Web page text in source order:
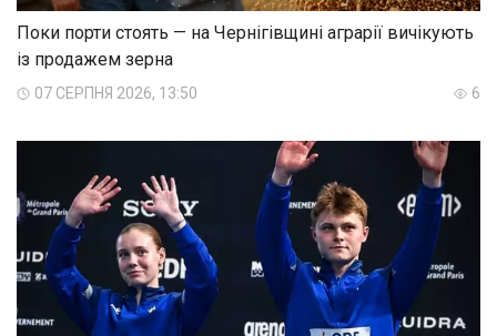
Поки порти стоять — на Чернігівщині аграрії вичікують
із продажем зерна
07 СЕРПНЯ 2026, 13:50 6